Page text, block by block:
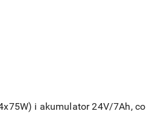
i akumulator 24V/7Ah, co